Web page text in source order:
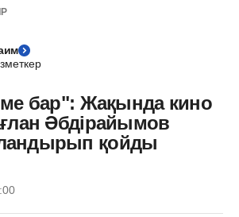
бар": Жақында кино
Әбдірайымов
қойды